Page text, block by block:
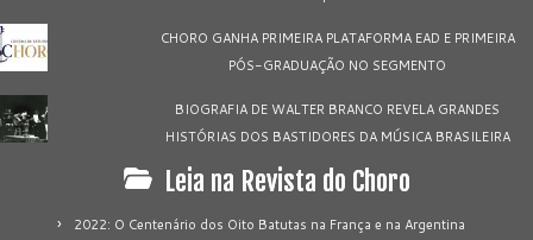
CHORO GANHA PRIMEIRA PLATAFORMA EAD E PRIMEIRA
PÓS-GRADUAÇÃO NO SEGMENTO
BIOGRAFIA DE WALTER BRANCO REVELA GRANDES
HISTÓRIAS DOS BASTIDORES DA MÚSICA BRASILEIRA
Leia na Revista do Choro
2022: O Centenário dos Oito Batutas na França e na Argentina